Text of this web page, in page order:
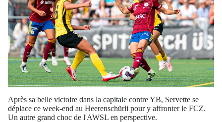
Après sa belle victoire dans la capitale contre YB, Servette se
déplace ce week-end au Heerenschürli pour y affronter le FCZ.
Un autre grand choc de l'AWSL en perspective.